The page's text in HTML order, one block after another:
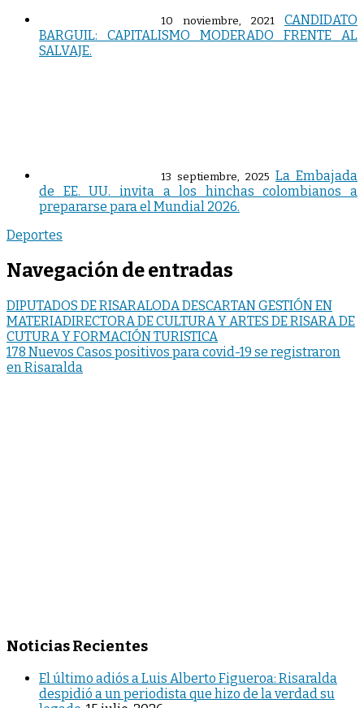
10 noviembre, 2021
CANDIDATO
BARGUIL: CAPITALISMO MODERADO FRENTE AL
SALVAJE.
13 septiembre, 2025 La Embajada
de EE. UU. invita a los hinchas colombianos a
prepararse para el Mundial 2026.
Deportes
Navegación de entradas
DIPUTADOS DE RISARALODA DESCARTAN GESTIÓN EN
MATERIADIRECTORA DE CULTURA Y ARTES DE RISARA DE
CUTURA Y FORMACIÓN TURISTICA
178 Nuevos Casos positivos para covid-19 se registraron
en Risaralda
Noticias Recientes
El último adiós a Luis Alberto Figueroa: Risaralda
despidió a un periodista que hizo de la verdad su